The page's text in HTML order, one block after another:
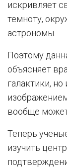
искривляет
темноту,
астрономы.
Поэтому
объясняет
галактики,
вообще
Теперь
изучить